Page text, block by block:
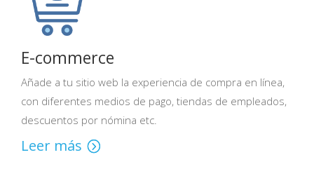
E-commerce
Añade a tu sitio web la experiencia de compra en línea,
con diferentes medios de pago, tiendas de empleados,
descuentos por nómina etc.
Leer más